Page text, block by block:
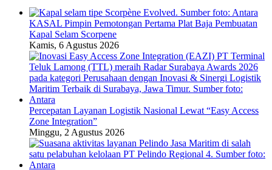
KASAL Pimpin Pemotongan Pertama Plat Baja Pembuatan
Kapal Selam Scorpene
Kamis, 6 Agustus 2026
Percepatan Layanan Logistik Nasional Lewat “Easy Access
Zone Integration”
Minggu, 2 Agustus 2026